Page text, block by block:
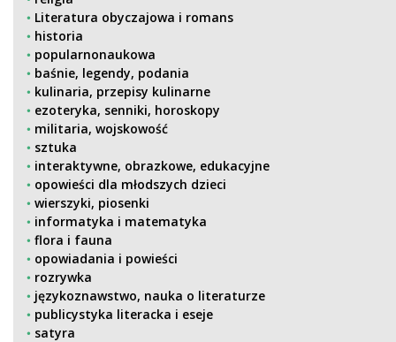
Literatura obyczajowa i romans
historia
popularnonaukowa
baśnie, legendy, podania
kulinaria, przepisy kulinarne
ezoteryka, senniki, horoskopy
militaria, wojskowość
sztuka
interaktywne, obrazkowe, edukacyjne
opowieści dla młodszych dzieci
wierszyki, piosenki
informatyka i matematyka
flora i fauna
opowiadania i powieści
rozrywka
językoznawstwo, nauka o literaturze
publicystyka literacka i eseje
satyra